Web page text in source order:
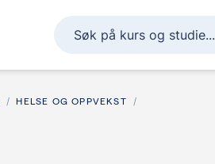
Søk på kurs og studie...
HELSE OG OPPVEKST